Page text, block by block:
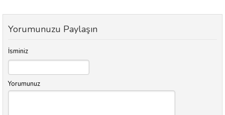
Yorumunuzu Paylaşın
İsminiz
Yorumunuz